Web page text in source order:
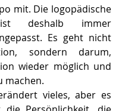
mit. Die logopädische
deshalb immer
Es geht nicht
sondern darum,
wieder möglich und
machen.
vieles, aber es